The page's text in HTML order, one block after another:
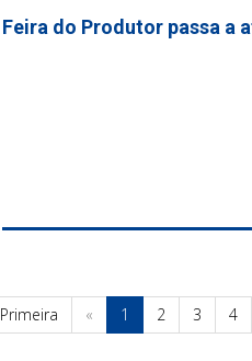
Feira do Produtor passa a
Primeira « 1 2 3 4